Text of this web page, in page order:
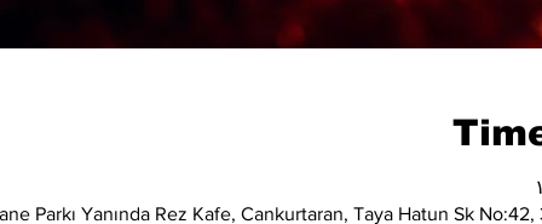
Parkı Yanında Rez Kafe, Cankurtaran, Taya Hatun Sk